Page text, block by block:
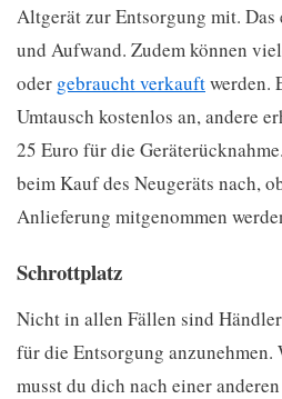
Altgerät zur Entsorgung mit.
und Aufwand. Zudem können
oder gebraucht verkauftwerden.
Umtausch kostenlos an, andere
25 Euro für die
beim Kauf des Neugeräts nach,
Anlieferung mitgenommen
Schrottplatz
Nicht in allen Fällen sind
für die Entsorgung anzunehmen.
musst du dich nach einer